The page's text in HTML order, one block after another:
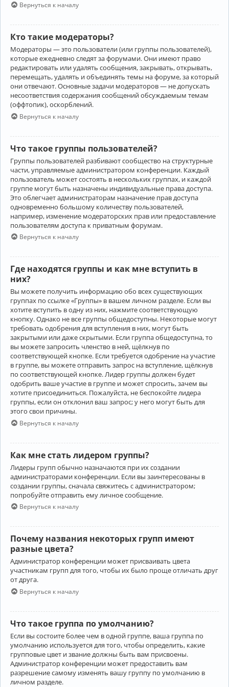
Вернуться к началу
Кто такие модераторы?
Модераторы — это пользователи (или группы пользователей),
которые ежедневно следят за форумами. Они имеют право
редактировать или удалять сообщения, закрывать, открывать,
перемещать, удалять и объединять темы на форуме, за который
они отвечают. Основные задачи модераторов — не допускать
несоответствия содержания сообщений обсуждаемым темам
(оффтопик), оскорблений.
Вернуться к началу
Что такое группы пользователей?
Группы пользователей разбивают сообщество на структурные
части, управляемые администратором конференции. Каждый
пользователь может состоять в нескольких группах, и каждой
группе могут быть назначены индивидуальные права доступа.
Это облегчает администраторам назначение прав доступа
одновременно большому количеству пользователей,
например, изменение модераторских прав или предоставление
пользователям доступа к приватным форумам.
Вернуться к началу
Где находятся группы и как мне вступить в
них?
Вы можете получить информацию обо всех существующих
группах по ссылке «Группы» в вашем личном разделе. Если вы
хотите вступить в одну из них, нажмите соответствующую
кнопку. Однако не все группы общедоступны. Некоторые могут
требовать одобрения для вступления в них, могут быть
закрытыми или даже скрытыми. Если группа общедоступна, то
вы можете запросить членство в ней, щёлкнув по
соответствующей кнопке. Если требуется одобрение на участие
в группе, вы можете отправить запрос на вступление, щёлкнув
по соответствующей кнопке. Лидер группы должен будет
одобрить ваше участие в группе и может спросить, зачем вы
хотите присоединиться. Пожалуйста, не беспокойте лидера
группы, если он отклонил ваш запрос; у него могут быть для
этого свои причины.
Вернуться к началу
Как мне стать лидером группы?
Лидеры групп обычно назначаются при их создании
администраторами конференции. Если вы заинтересованы в
создании группы, сначала свяжитесь с администратором;
попробуйте отправить ему личное сообщение.
Вернуться к началу
Почему названия некоторых групп имеют
разные цвета?
Администратор конференции может присваивать цвета
участникам групп для того, чтобы их было проще отличать друг
от друга.
Вернуться к началу
Что такое группа по умолчанию?
Если вы состоите более чем в одной группе, ваша группа по
умолчанию используется для того, чтобы определить, какие
групповые цвет и звание должны быть вам присвоены.
Администратор конференции может предоставить вам
разрешение самому изменять вашу группу по умолчанию в
личном разделе.